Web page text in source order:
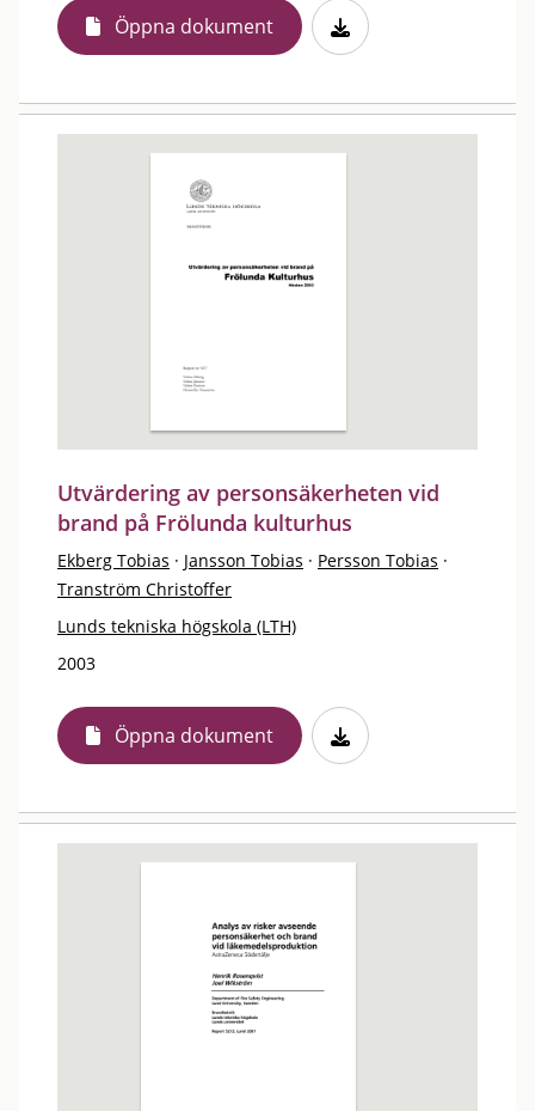
Öppna dokument
Utvärdering av personsäkerheten vid
brand på Frölunda kulturhus
Ekberg Tobias · Jansson Tobias · Persson Tobias ·
Tranström Christoffer
Lunds tekniska högskola (LTH)
2003
Öppna dokument